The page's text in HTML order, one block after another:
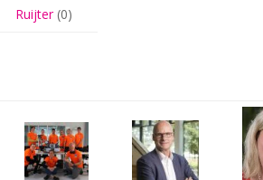
Ruijter(0)